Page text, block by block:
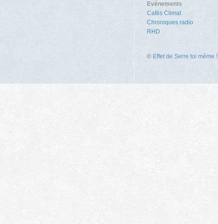
Evénements
Cafés Climat
Chroniques radio
RHD
© Effet de Serre toi même !